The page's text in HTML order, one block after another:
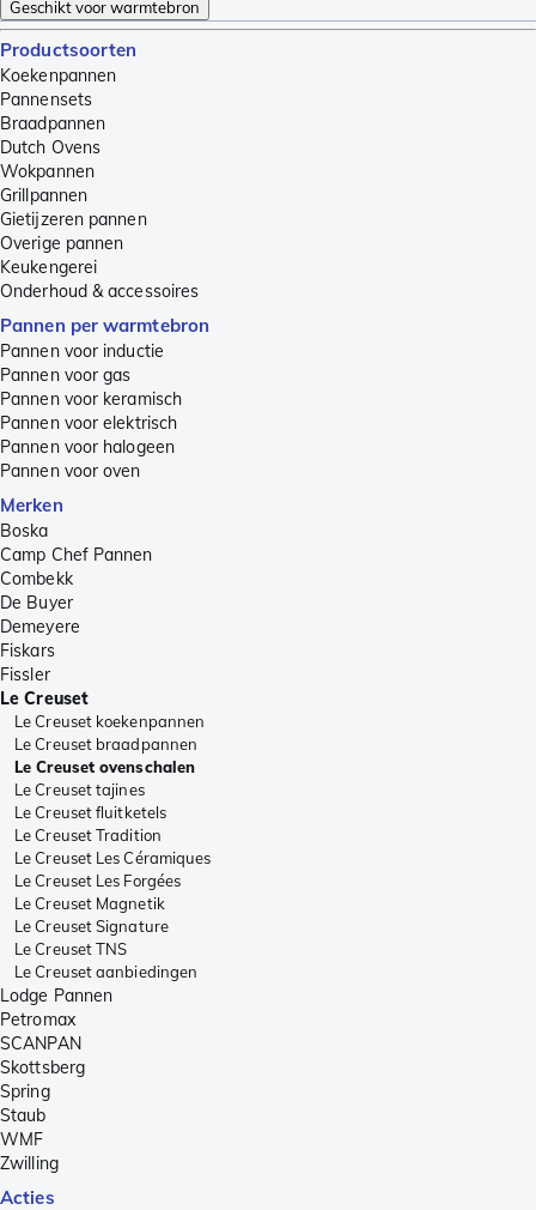
Geschikt voor warmtebron
Productsoorten
Koekenpannen
Pannensets
Braadpannen
Dutch Ovens
Wokpannen
Grillpannen
Gietijzeren pannen
Overige pannen
Keukengerei
Onderhoud & accessoires
Pannen per warmtebron
Pannen voor inductie
Pannen voor gas
Pannen voor keramisch
Pannen voor elektrisch
Pannen voor halogeen
Pannen voor oven
Merken
Boska
Camp Chef Pannen
Combekk
De Buyer
Demeyere
Fiskars
Fissler
Le Creuset
Le Creuset koekenpannen
Le Creuset braadpannen
Le Creuset ovenschalen
Le Creuset tajines
Le Creuset fluitketels
Le Creuset Tradition
Le Creuset Les Céramiques
Le Creuset Les Forgées
Le Creuset Magnetik
Le Creuset Signature
Le Creuset TNS
Le Creuset aanbiedingen
Lodge Pannen
Petromax
SCANPAN
Skottsberg
Spring
Staub
WMF
Zwilling
Acties